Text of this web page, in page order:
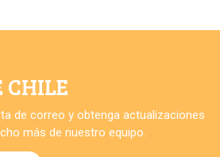
CHILE
de correo y obtenga actualizaciones
más de nuestro equipo.